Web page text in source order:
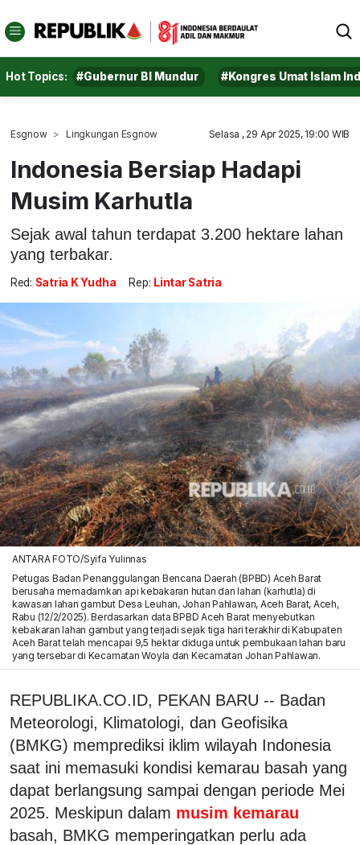
Hot Topics: #Gubernur BI Mundur #Kongres Umat Islam
Esgnow Lingkungan Esgnow Selasa , 29 Apr 2025, 19:00 WIB
Indonesia Bersiap Hadapi
Musim Karhutla
Sejak awal tahun terdapat 3.200 hektare lahan
yang terbakar.
Red: Satria K Yudha Rep: Lintar Satria
ANTARA FOTO/Syifa Yulinnas
Petugas Badan Penanggulangan Bencana Daerah (BPBD) Aceh Barat
berusaha memadamkan api kebakaran hutan dan lahan (karhutla) di
kawasan lahan gambut Desa Leuhan, Johan Pahlawan, Aceh Barat, Aceh,
Rabu (12/2/2025). Berdasarkan data BPBD Aceh Barat menyebutkan
kebakaran lahan gambut yang terjadi sejak tiga hari terakhir di Kabupaten
Aceh Barat telah mencapai 9,5 hektar diduga untuk pembukaan lahan baru
yang tersebar di Kecamatan Woyla dan Kecamatan Johan Pahlawan.
REPUBLIKA.CO.ID, PEKAN BARU -- Badan
Meteorologi, Klimatologi, dan Geofisika
(BMKG) memprediksi iklim wilayah Indonesia
saat ini memasuki kondisi kemarau basah yang
dapat berlangsung sampai dengan periode Mei
2025. Meskipun dalam musim kemarau
basah, BMKG memperingatkan perlu ada